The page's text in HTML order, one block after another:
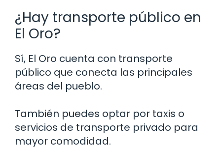
¿Hay transporte público en
El Oro?
Sí, El Oro cuenta con transporte
público que conecta las principales
áreas del pueblo.
También puedes optar por taxis o
servicios de transporte privado para
mayor comodidad.